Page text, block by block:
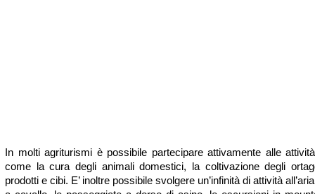
In molti agriturismi è possibile partecipare attivamente alle
come la cura degli animali domestici, la coltivazione degli
prodotti e cibi. E’ inoltre possibile svolgere un’infinità di attività